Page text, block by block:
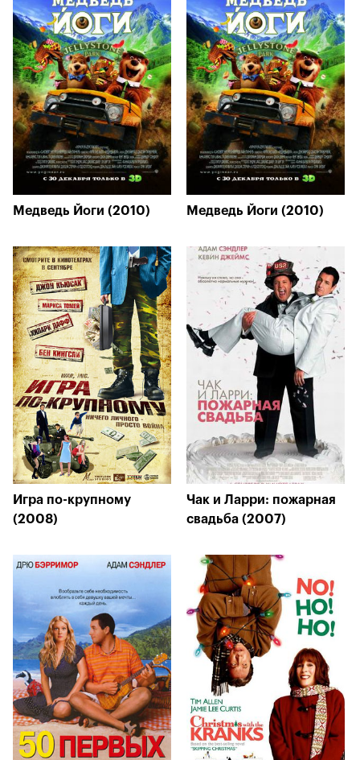
Медведь Йоги (2010) Медведь Йоги (2010)
Игра по-крупному
(2008)
Чак и Ларри: пожарная
свадьба (2007)